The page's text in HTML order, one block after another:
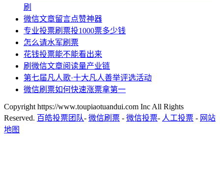
刷
微信文章留言点赞神器
专业投票刷票投1000票多少钱
怎么请水军刷票
花钱投票能不能看出来
刷微信文章阅读量产业链
第七届凡人歌·十大凡人善举评选活动
微信刷票如何快速涨票拿第一
Copyright https://www.toupiaotuandui.com Inc All Rights
Reserved. 百皓投票团队- 微信刷票 - 微信投票- 人工投票 - 网站
地图